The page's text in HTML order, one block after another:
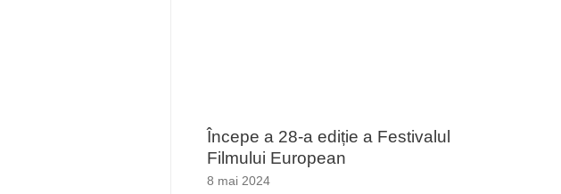
Începe a 28-a ediție a Festivalul
Filmului European
8 mai 2024